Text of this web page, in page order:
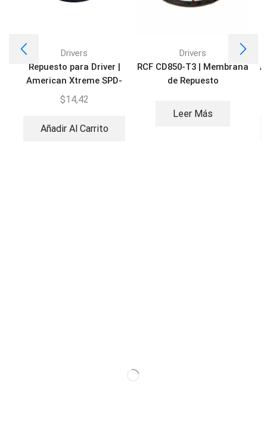
Drivers
Repuesto para Driver |
American Xtreme SPD-
25VC
$14,42
Añadir Al Carrito
Drivers
RCF CD850-T3 | Membrana
de Repuesto
Leer Más